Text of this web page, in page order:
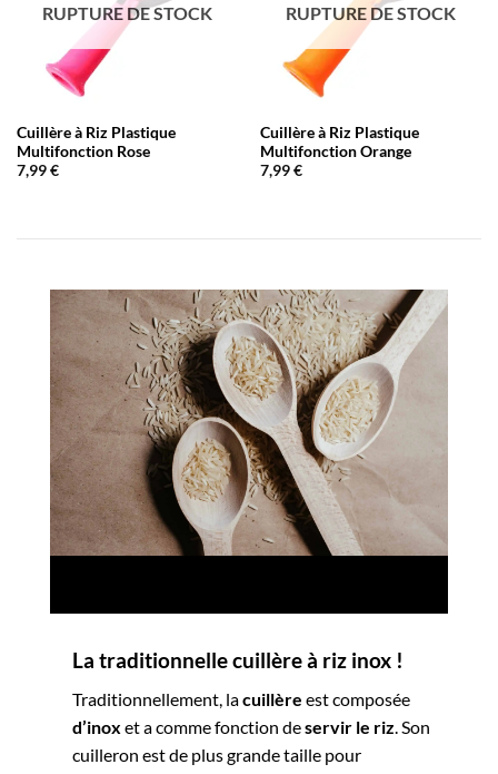
RUPTURE DE STOCK
Cuillère à Riz Plastique
Multifonction Rose
7,99€
RUPTURE DE STOCK
Cuillère à Riz Plastique
Multifonction Orange
7,99€
La traditionnelle cuillère à riz inox !
Traditionnellement, lacuillère est composée
d’inox et a comme fonction deservir le riz . Son
cuilleron est de plus grande taille pour